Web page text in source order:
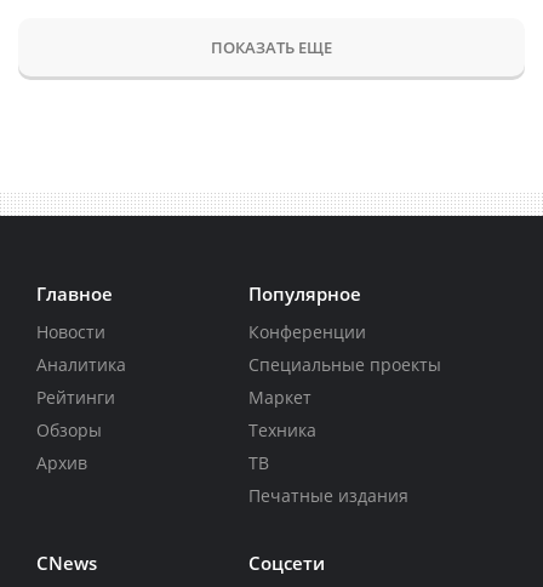
ПОКАЗАТЬ ЕЩЕ
Главное
Новости
Аналитика
Рейтинги
Обзоры
Архив
Популярное
Конференции
Специальные проекты
Маркет
Техника
ТВ
Печатные издания
CNews Соцсети